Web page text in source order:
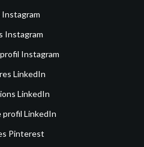
Instagram
Instagram
Instagram
LinkedIn
LinkedIn
profil LinkedIn
Pinterest